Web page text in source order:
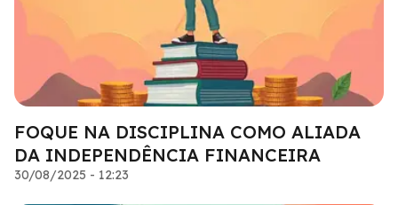
FOQUE NA DISCIPLINA COMO ALIADA
DA INDEPENDÊNCIA FINANCEIRA
30/08/2025 - 12:23